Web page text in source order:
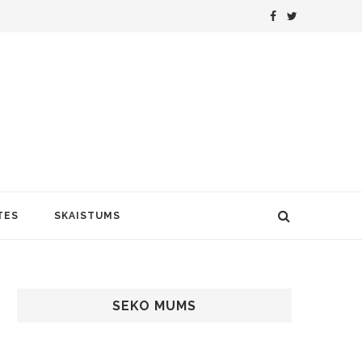
SKAISTUMS
SEKO MUMS